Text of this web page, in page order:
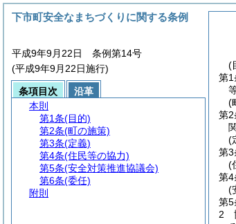
(
第1
(
第2
(
第3
(
第4
(
第5
2
下市町安全なまちづくりに関する条例
平成9年9月22日 条例第14号
(平成9年9月22日施行)
条項目次
沿革
本則
第1条(目的)
第2条(町の施策)
第3条(定義)
第4条(住民等の協力)
第5条(安全対策推進協議会)
第6条(委任)
附則